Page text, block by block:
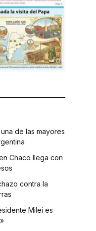
de las mayores
Chaco llega con
contra la
Milei es